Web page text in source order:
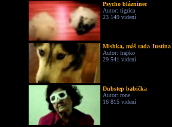
Psycho blázninec
Autor: tigrica
23 149 videní
Mishka, máš rada Justina
Autor: frapko
29 541 videní
Dubstep babička
Autor: rone
16 815 videní